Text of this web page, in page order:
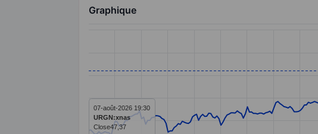
Graphique
The chart has 1 Y axis displaying values. Data
07-août-2026 19:30
URGN:xnas
Close47,37